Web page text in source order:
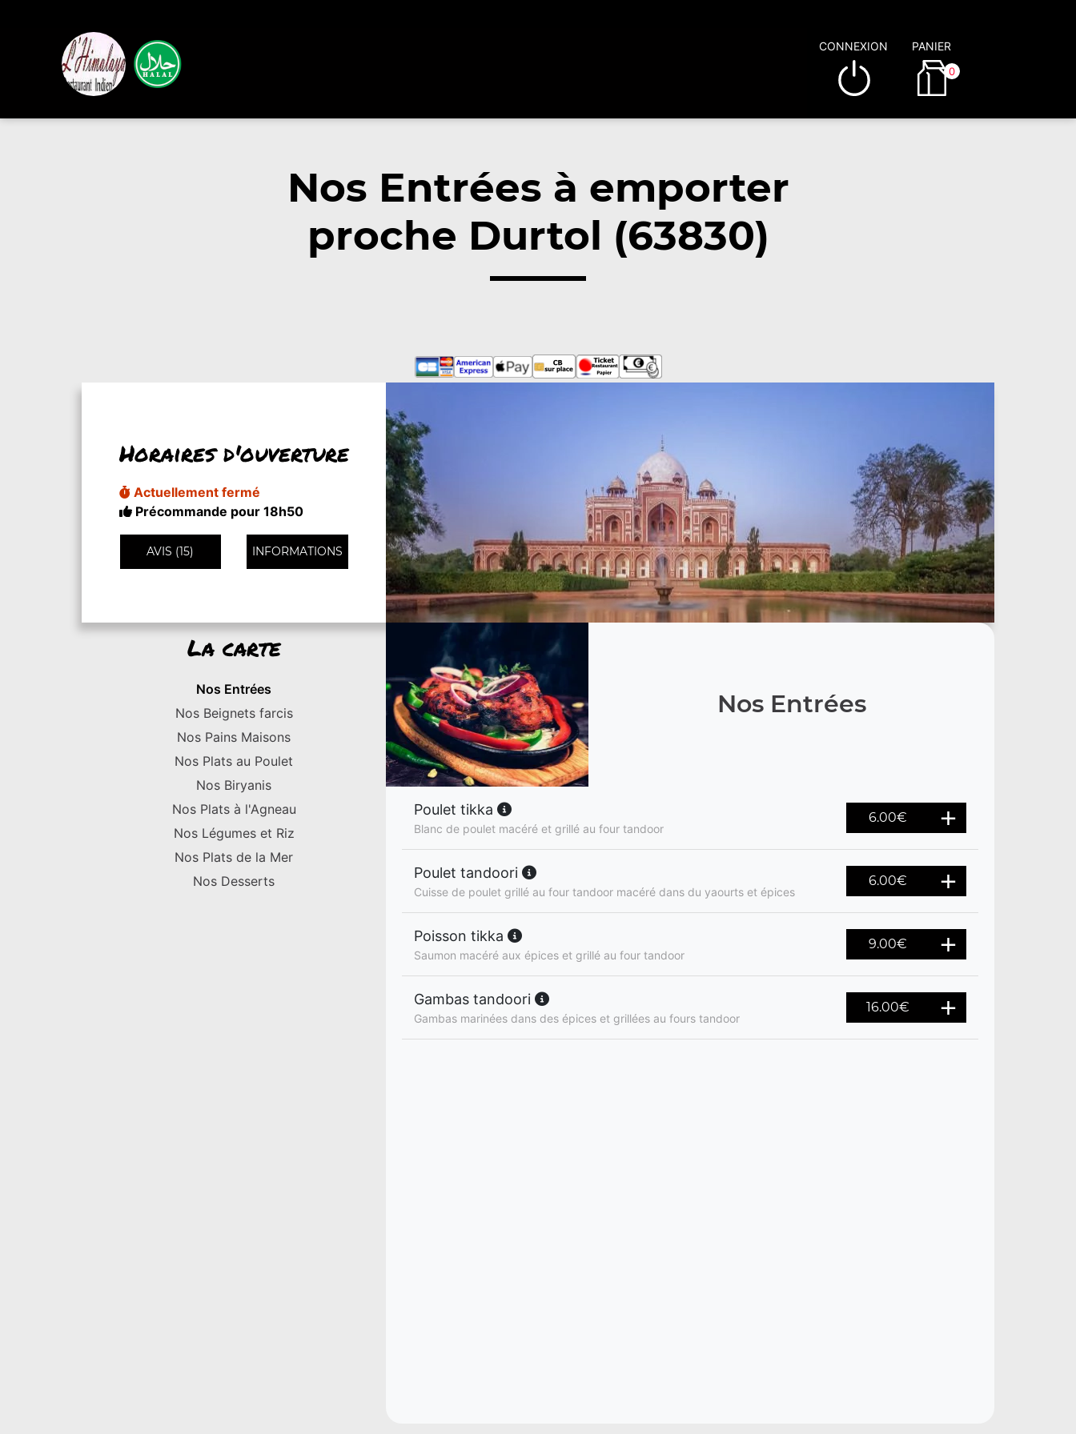
CONNEXION PANIER
0
Nos Entrées à emporter
proche Durtol (63830)
Horaires d'ouverture
Actuellement fermé
Précommande pour 18h50
AVIS (15) INFORMATIONS
La carte
Nos Entrées
Nos Beignets farcis
Nos Pains Maisons
Nos Plats au Poulet
Nos Biryanis
Nos Plats à l'Agneau
Nos Légumes et Riz
Nos Plats de la Mer
Nos Desserts
Nos Entrées
Poulet tikka
Blanc de poulet macéré et grillé au four tandoor
6.00€
Poulet tandoori
Cuisse de poulet grillé au four tandoor macéré dans du yaourts et épices
6.00€
Poisson tikka
Saumon macéré aux épices et grillé au four tandoor
9.00€
Gambas tandoori
Gambas marinées dans des épices et grillées au fours tandoor
16.00€